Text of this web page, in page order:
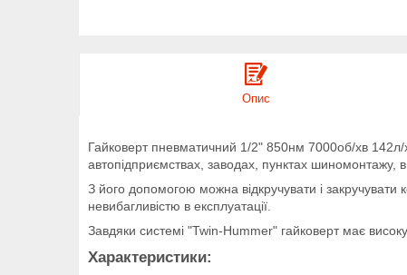
Опис
Гайковерт пневматичний 1/2" 850нм 7000об/хв
автопідприємствах, заводах, пунктах шиномонтажу,
З його допомогою можна відкручувати і закручувати
невибагливістю в експлуатації.
Завдяки системі "Twin-Hummer" гайковерт має
Характеристики: